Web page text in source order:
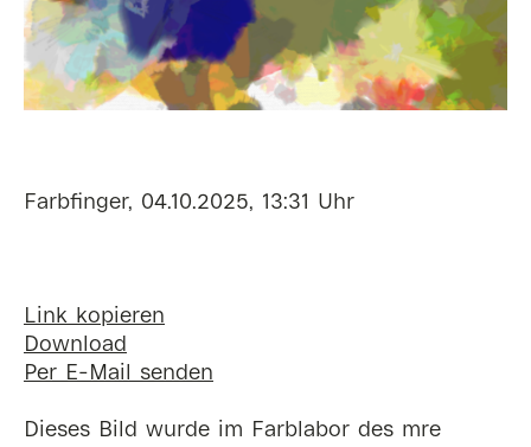
Farbfinger, 04.10.2025, 13:31 Uhr
Link kopieren
Download
Per E-Mail senden
Dieses Bild wurde im Farblabor des mre